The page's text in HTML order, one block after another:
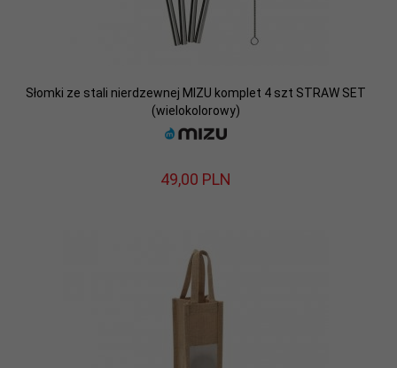
Słomki ze stali nierdzewnej MIZU komplet 4 szt STRAW SET
(wielokolorowy)
49,00 PLN